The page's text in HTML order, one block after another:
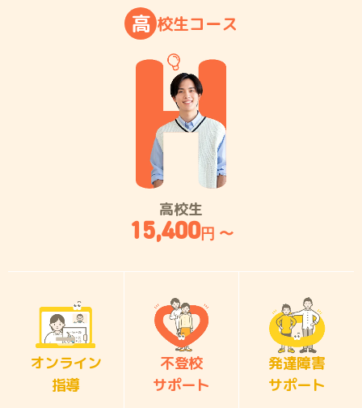
高 校生コース
高校生
15,400円 〜
オンライン
指導
不登校
サポート
発達障害
サポート